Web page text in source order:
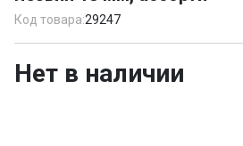
Код товара:29247
Нет в наличии